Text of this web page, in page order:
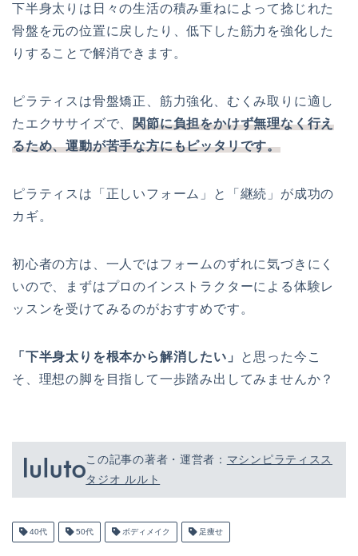
下半身太りは日々の生活の積み重ねによって捻じれた
骨盤を元の位置に戻したり、低下した筋力を強化した
りすることで解消できます。
ピラティスは骨盤矯正、筋力強化、むくみ取りに適し
たエクササイズで、関節に負担をかけず無理なく行え
るため、運動が苦手な方にもピッタリです。
ピラティスは「正しいフォーム」と「継続」が成功の
カギ。
初心者の方は、一人ではフォームのずれに気づきにく
いので、まずはプロのインストラクターによる体験レ
ッスンを受けてみるのがおすすめです。
「下半身太りを根本から解消したい」
と思った今こ
そ、理想の脚を目指して一歩踏み出してみませんか？
この記事の著者・運営者： マシンピラティスス
タジオ ルルト
40代 50代 ボディメイク 足痩せ